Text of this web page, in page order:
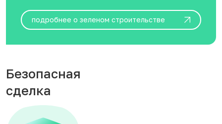
подробнее о зеленом строительстве
Безопасная
сделка